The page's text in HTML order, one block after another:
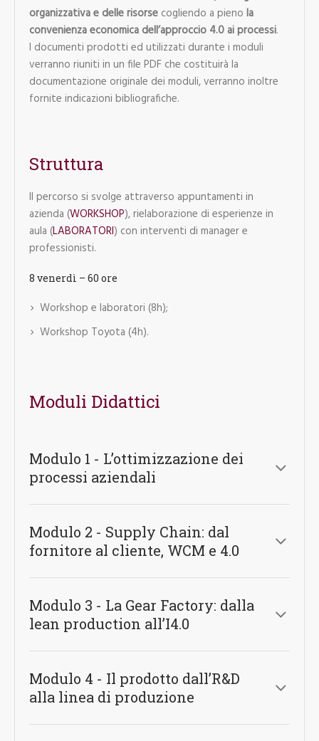
organizzativa e delle risorsecogliendo a pieno la
convenienza economica dell’approccio 4.0 ai processi.
I documenti prodotti ed utilizzati durante i moduli
verranno riuniti in un file PDF che costituirà la
documentazione originale dei moduli, verranno inoltre
fornite indicazioni bibliografiche.
Struttura
Il percorso si svolge attraverso appuntamenti in
azienda (WORKSHOP), rielaborazione di esperienze in
aula (LABORATORI) con interventi di manager e
professionisti.
8 venerdì – 60 ore
Workshop e laboratori (8h);
Workshop Toyota (4h).
Moduli Didattici
Modulo 1 - L’ottimizzazione dei
processi aziendali
Modulo 2 - Supply Chain: dal
fornitore al cliente, WCM e 4.0
Modulo 3 - La Gear Factory: dalla
lean production all’I4.0
Modulo 4 - Il prodotto dall’R&D
alla linea di produzione